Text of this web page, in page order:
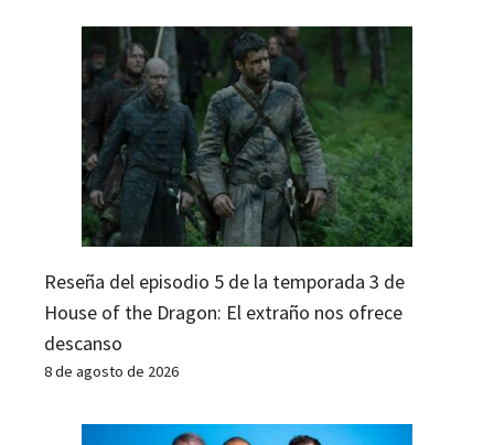
Reseña del episodio 5 de la temporada 3 de
House of the Dragon: El extraño nos ofrece
descanso
8 de agosto de 2026